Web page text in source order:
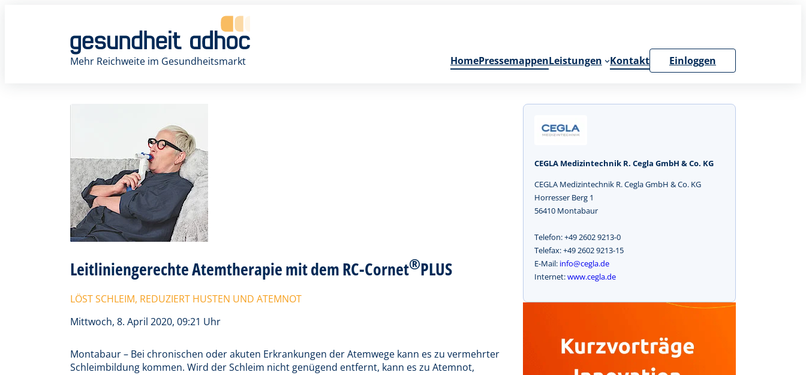
Mehr Reichweite im Gesundheitsmarkt
HomePressemappenLeistungen Kontakt Einloggen
Leitliniengerechte Atemtherapie mit dem RC-Cornet®PLUS
LÖST SCHLEIM, REDUZIERT HUSTEN UND ATEMNOT
Mittwoch, 8. April 2020, 09:21 Uhr
Montabaur – Bei chronischen oder akuten Erkrankungen der Atemwege kann es zu vermehrter
Schleimbildung kommen. Wird der Schleim nicht genügend entfernt, kann es zu Atemnot,
CEGLA Medizintechnik R. Cegla GmbH & Co. KG
CEGLA Medizintechnik R. Cegla GmbH & Co. KG
Horresser Berg 1
56410 Montabaur
Telefon: +49 2602 9213-0
Telefax: +49 2602 9213-15
E-Mail: info@cegla.de
Internet:www.cegla.de